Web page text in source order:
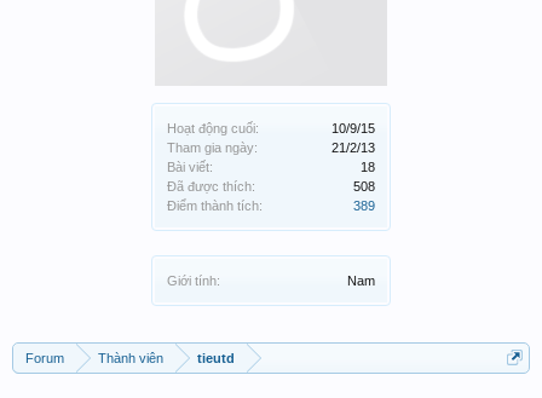
Hoạt động cuối:
10/9/15
Tham gia ngày:
21/2/13
Bài viết:
18
Đã được thích:
508
Điểm thành tích:
389
Giới tính: Nam
Forum Thành viên tieutd